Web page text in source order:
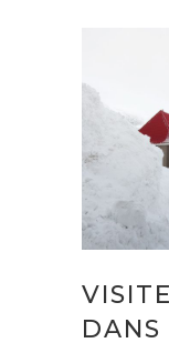
DANS